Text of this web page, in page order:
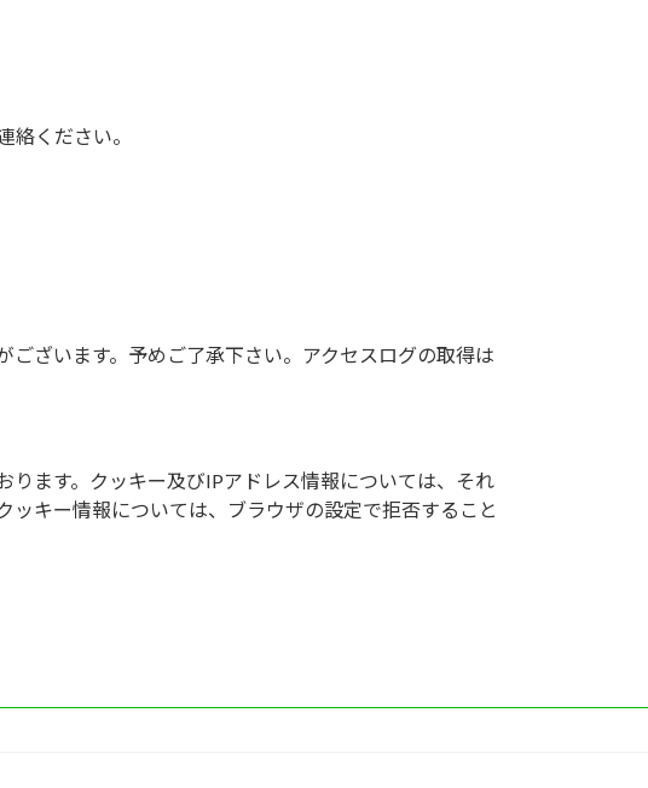
ください。
ざいます。予めご了承下さい。アクセスログの取得は
ます。クッキー及びIPアドレス情報については、それ
キー情報については、ブラウザの設定で拒否すること